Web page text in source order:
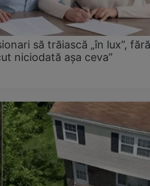
să trăiască „în lux”, fără
niciodată așa ceva”